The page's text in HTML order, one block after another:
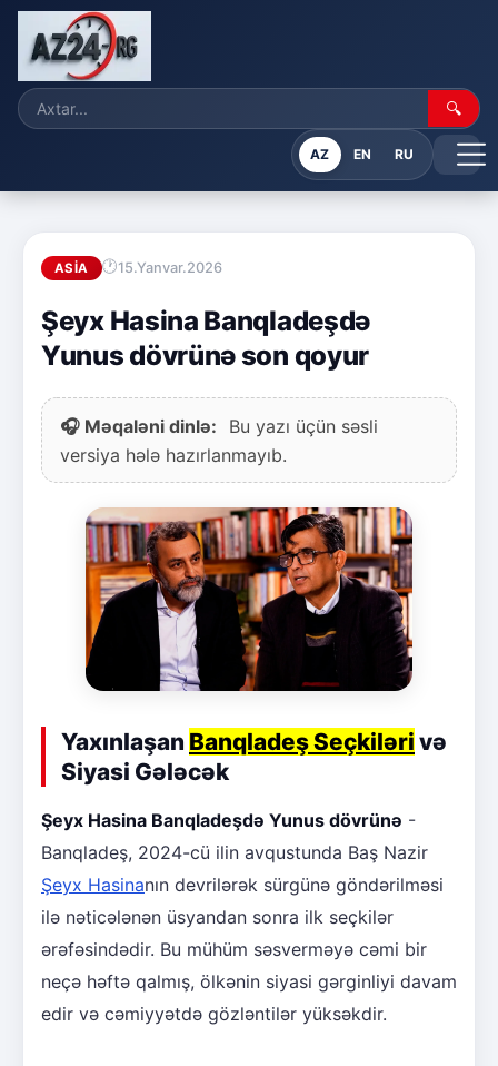
🔍
AZ EN RU
ASIA 15.Yanvar.2026
Şeyx Hasina Banqladeşdə
Yunus dövrünə son qoyur
🎧 Məqaləni dinlə:
Bu yazı üçün səsli
versiya hələ hazırlanmayıb.
Yaxınlaşan Banqladeş Seçkiləri və
Siyasi Gələcək
Şeyx Hasina Banqladeşdə Yunus dövrünə -
Banqladeş, 2024-cü ilin avqustunda Baş Nazir
Şeyx Hasinanın devrilərək sürgünə göndərilməsi
ilə nəticələnən üsyandan sonra ilk seçkilər
ərəfəsindədir. Bu mühüm səsverməyə cəmi bir
neçə həftə qalmış, ölkənin siyasi gərginliyi davam
edir və cəmiyyətdə gözləntilər yüksəkdir.